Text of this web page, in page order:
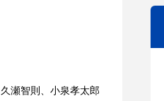
瀬智則、小泉孝太郎